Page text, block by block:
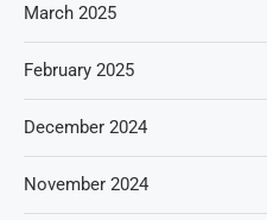
March 2025
February 2025
December 2024
November 2024